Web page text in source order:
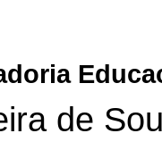
de